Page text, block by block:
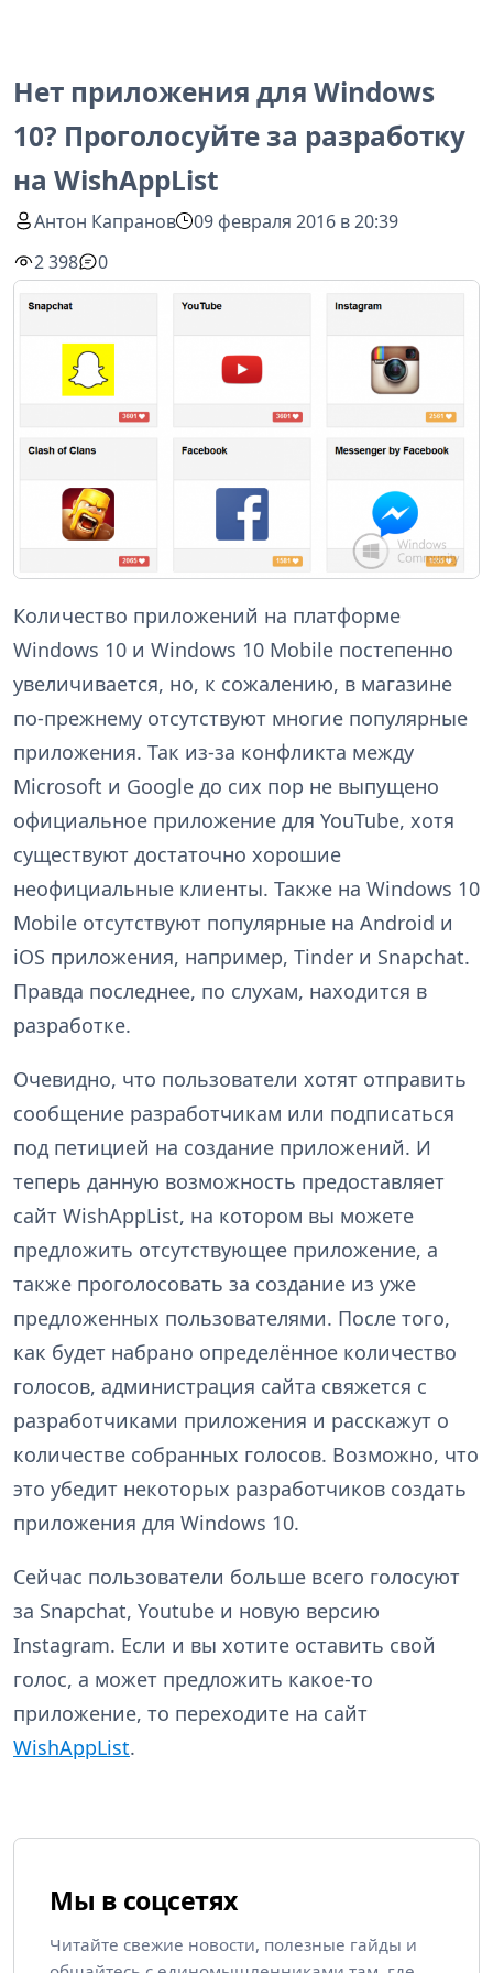
Нет приложения для Windows
10? Проголосуйте за разработку
на WishAppList
Антон Капранов
09 февраля 2016 в 20:39
2 398
0
Количество приложений на платформе
Windows 10 и Windows 10 Mobile постепенно
увеличивается, но, к сожалению, в магазине
по-прежнему отсутствуют многие популярные
приложения. Так из-за конфликта между
Microsoft и Google до сих пор не выпущено
официальное приложение для YouTube, хотя
существуют достаточно хорошие
неофициальные клиенты. Также на Windows 10
Mobile отсутствуют популярные на Android и
iOS приложения, например, Tinder и Snapchat.
Правда последнее, по слухам, находится в
разработке.
Очевидно, что пользователи хотят отправить
сообщение разработчикам или подписаться
под петицией на создание приложений. И
теперь данную возможность предоставляет
сайт WishAppList, на котором вы можете
предложить отсутствующее приложение, а
также проголосовать за создание из уже
предложенных пользователями. После того,
как будет набрано определённое количество
голосов, администрация сайта свяжется с
разработчиками приложения и расскажут о
количестве собранных голосов. Возможно, что
это убедит некоторых разработчиков создать
приложения для Windows 10.
Сейчас пользователи больше всего голосуют
за Snapchat, Youtube и новую версию
Instagram. Если и вы хотите оставить свой
голос, а может предложить какое-то
приложение, то переходите на сайт
WishAppList.
Мы в соцсетях
Читайте свежие новости, полезные гайды и